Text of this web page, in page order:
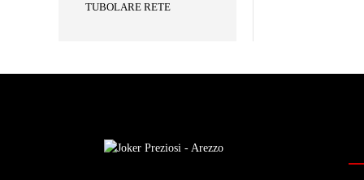
TUBOLARE RETE